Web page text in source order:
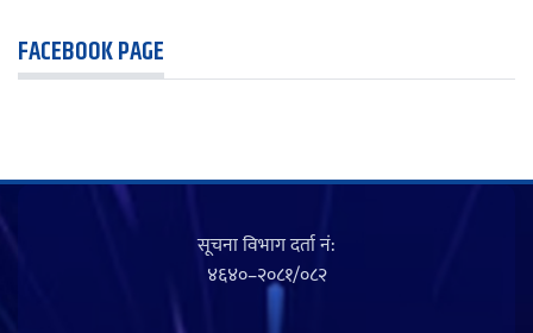
FACEBOOK PAGE
सूचना विभाग दर्ता नं‍:
४६४०–२०८१/०८२